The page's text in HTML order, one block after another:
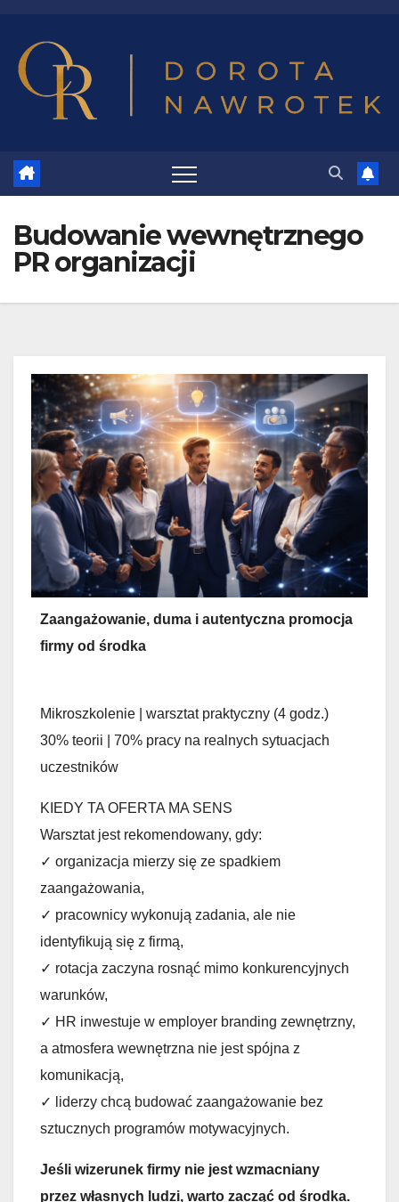
Budowanie wewnętrznego
PR organizacji
Zaangażowanie, duma i autentyczna promocja
firmy od środka
Mikroszkolenie | warsztat praktyczny (4 godz.)
30% teorii | 70% pracy na realnych sytuacjach
uczestników
KIEDY TA OFERTA MA SENS
Warsztat jest rekomendowany, gdy:
✓ organizacja mierzy się ze spadkiem
zaangażowania,
✓ pracownicy wykonują zadania, ale nie
identyfikują się z firmą,
✓ rotacja zaczyna rosnąć mimo konkurencyjnych
warunków,
✓ HR inwestuje w employer branding zewnętrzny,
a atmosfera wewnętrzna nie jest spójna z
komunikacją,
✓ liderzy chcą budować zaangażowanie bez
sztucznych programów motywacyjnych.
Jeśli wizerunek firmy nie jest wzmacniany
przez własnych ludzi, warto zacząć od środka.